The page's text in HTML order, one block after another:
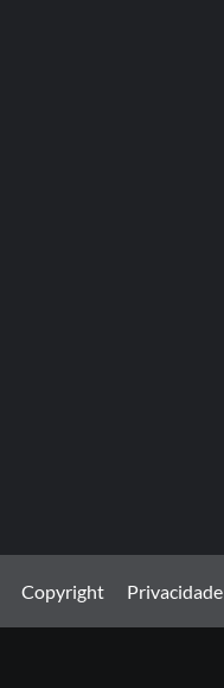
Copyright Privacidade